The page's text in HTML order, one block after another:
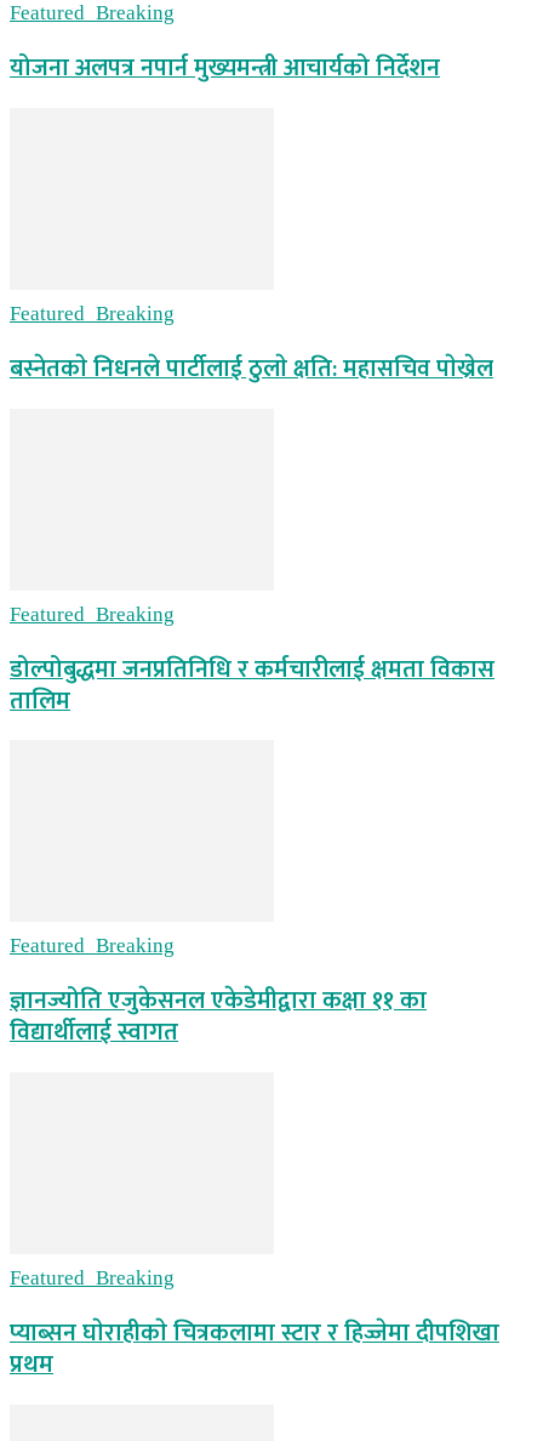
Featured_Breaking
योजना अलपत्र नपार्न मुख्यमन्त्री आचार्यको निर्देशन
Featured_Breaking
बस्नेतकाे निधनले पार्टीलाई ठुलाे क्षति: महासचिव पाेख्रेल
Featured_Breaking
डोल्पोबुद्धमा जनप्रतिनिधि र कर्मचारीलाई क्षमता विकास
तालिम
Featured_Breaking
ज्ञानज्योति एजुकेसनल एकेडेमीद्वारा कक्षा ११ का
विद्यार्थीलाई स्वागत
Featured_Breaking
प्याब्सन घाेराहीकाे चित्रकलामा स्टार र हिज्जेमा दीपशिखा
प्रथम